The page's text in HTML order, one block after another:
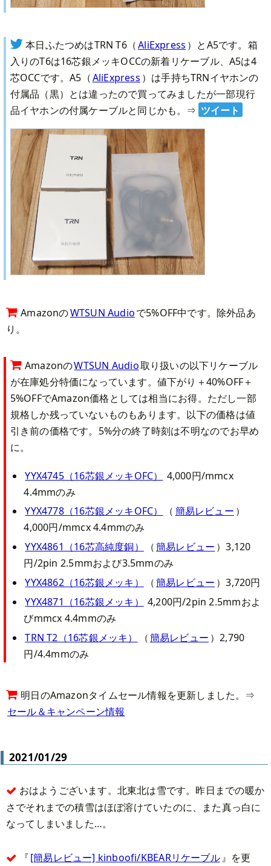
本日ふたつめはTRN T6（AliExpress ）とA5です。箱
入りのT6は16芯銀メッキOCCの新着リケーブル、A5は4
芯OCCです。A5（AliExpress ）は手持ちTRNイヤホンの
付属品（黒）とは違ったので買ってみましたが一部現行
品イヤホンの付属ケーブルと同じかも。 ⇒ ツイート
AmazonのWTSUN Audioで5%OFF中です。除外品あ
り。
AmazonのWTSUN Audio取り扱いの以下リケーブル
が在庫処分特価になっています。値下がり＋40%OFF＋
5%OFFでAmazon価格としては相当にお得。ただし一部
規格しか残っていないものもあります。以下の価格は値
引き前の価格です。5%分の終了時刻は不明なのでお早め
に。
YYX4745（16芯銀メッキOFC）
4,000円/mmcx
4.4mmのみ
YYX4778（16芯銀メッキOFC）
（ 簡易レビュー ）
4,000円/mmcx 4.4mmのみ
YYX4861（16芯高純度銅）
（簡易レビュー ）3,120
円/2pin 2.5mmおよび3.5mmのみ
YYX4862（16芯銀メッキ）
（簡易レビュー ）3,720円
YYX4871（16芯銀メッキ）
4,200円/2pin 2.5mmおよ
びmmcx 4.4mmのみ
TRN T2（16芯銀メッキ）
（簡易レビュー ）2,790
円/4.4mmのみ
明日のAmazonタイムセール情報を更新しました。⇒
セール＆キャンペーン情報
2021/01/29
おはようございます。北東北は雪です。昨日までの暖か
さでそれまでの積雪はほぼ溶けていたのに、また真っ白に
なってしまいました…。
『[簡易レビュー] kinboofi/KBEARリケーブル』を更